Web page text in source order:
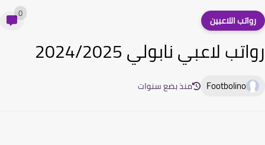
اللاعبين
لاعبي نابولي 2024/2025
Footbolino منذ بضع سنوات